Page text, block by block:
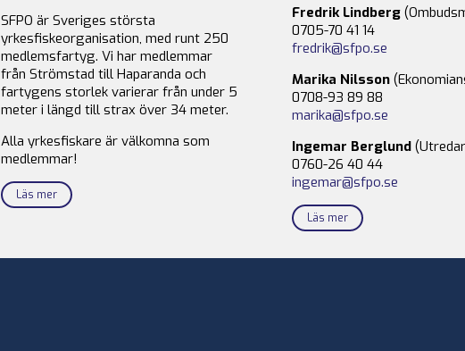
SFPO är Sveriges största
yrkesfiskeorganisation, med runt 250
medlemsfartyg. Vi har medlemmar
från Strömstad till Haparanda och
fartygens storlek varierar från under 5
meter i längd till strax över 34 meter.
Alla yrkesfiskare är välkomna som
medlemmar!
Läs mer
Fredrik Lindberg
0705-70 41 14
fredrik@sfpo.se
Marika Nilsson
0708-93 89 88
marika@sfpo.se
Ingemar Berglund
0760-26 40 44
ingemar@sfpo.se
Läs mer